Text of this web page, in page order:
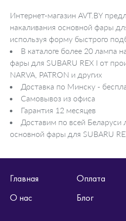
Интернет-магазин AVT.BY
накаливания основной фары
используя форму быстрого
В каталоге более 20 лампа
фары для SUBARU REX I от
NARVA, PATRON и других
Доставка по Минску -
Самовывоз из офиса
Гарантия 12 месяцев
Доставим по всей Беларуси
основной фары для SUBARU
Главная Оплата
О нас
Блог